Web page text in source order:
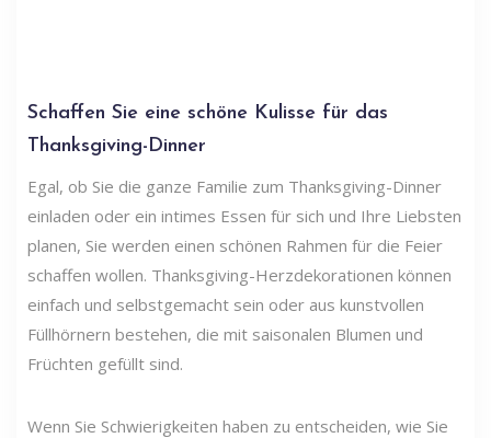
Schaffen Sie eine schöne Kulisse für das
Thanksgiving-Dinner
Egal, ob Sie die ganze Familie zum Thanksgiving-Dinner
einladen oder ein intimes Essen für sich und Ihre Liebsten
planen, Sie werden einen schönen Rahmen für die Feier
schaffen wollen. Thanksgiving-Herzdekorationen können
einfach und selbstgemacht sein oder aus kunstvollen
Füllhörnern bestehen, die mit saisonalen Blumen und
Früchten gefüllt sind.
Wenn Sie Schwierigkeiten haben zu entscheiden, wie Sie